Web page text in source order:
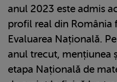
anul 2023 este admis
profil real din România
Evaluarea Națională.
anul trecut, mențiunea
etapa Națională de